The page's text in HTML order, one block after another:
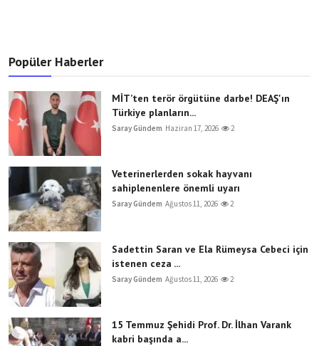
Popüler Haberler
MİT’ten terör örgütüne darbe! DEAŞ'ın
Türkiye planların...
Saray Gündem Haziran 17, 2026 2
Veterinerlerden sokak hayvanı
sahiplenenlere önemli uyarı
Saray Gündem Ağustos 11, 2026 2
Sadettin Saran ve Ela Rümeysa Cebeci için
istenen ceza ...
Saray Gündem Ağustos 11, 2026 2
15 Temmuz Şehidi Prof. Dr. İlhan Varank
kabri başında a...